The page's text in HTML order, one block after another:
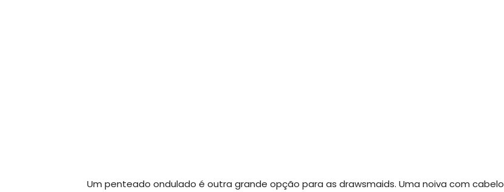
Um penteado ondulado é outra grande opção para as drawsmaids. Uma noiva com cabelo